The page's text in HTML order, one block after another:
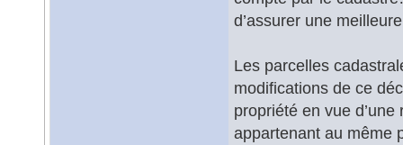
d’assurer une
Les parcelles
modifications de ce
propriété en vue
appartenant au même